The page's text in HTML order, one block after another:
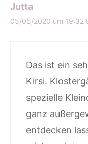
Jutta
05/05/2020 um 19:32
Das ist ein
Kirsi.
spezielle
ganz
entdecken